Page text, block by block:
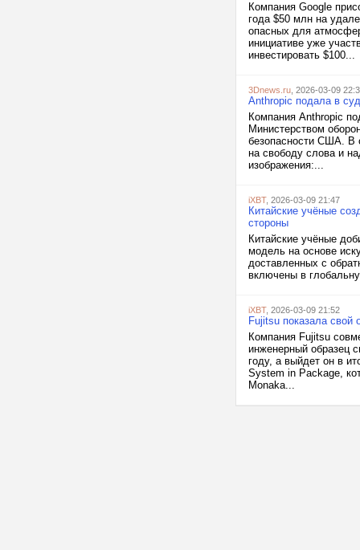
Компания Google
года $50 млн на
опасных для
инициативе уже
инвестировать $100...
3Dnews.ru , 2026-03-09
Anthropic подала в
Компания Anthropic
Министерством
безопасности США. В
на свободу слова и
изображения:...
iXBT, 2026-03-09 21:47
Китайские учёные
стороны
Китайские учёные
модель на основе
доставленных с
включены в
iXBT, 2026-03-09 21:52
Fujitsu показала свой
Компания Fujitsu
инженерный образец
году, а выйдет он в
System in Package,
Monaka...